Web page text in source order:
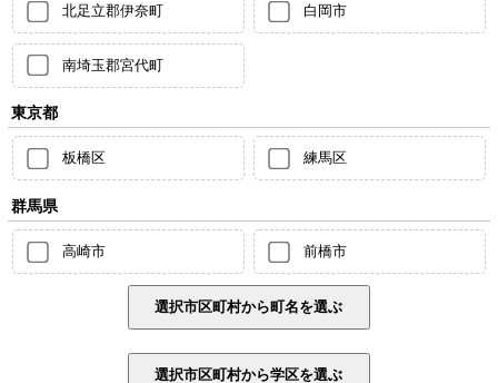
北足立郡伊奈町 白岡市
南埼玉郡宮代町
東京都
板橋区 練馬区
群馬県
高崎市 前橋市